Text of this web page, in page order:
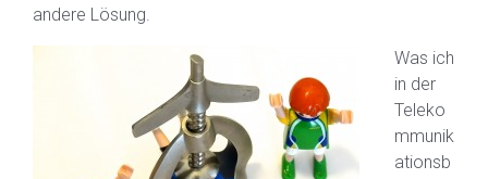
andere Lösung.
Was ich
in der
Teleko
mmunik
ationsb